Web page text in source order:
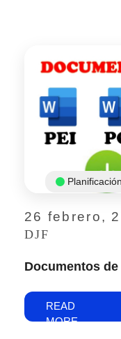
26 febrero,
DJF
Planificación
Documentos de
READ
MORE